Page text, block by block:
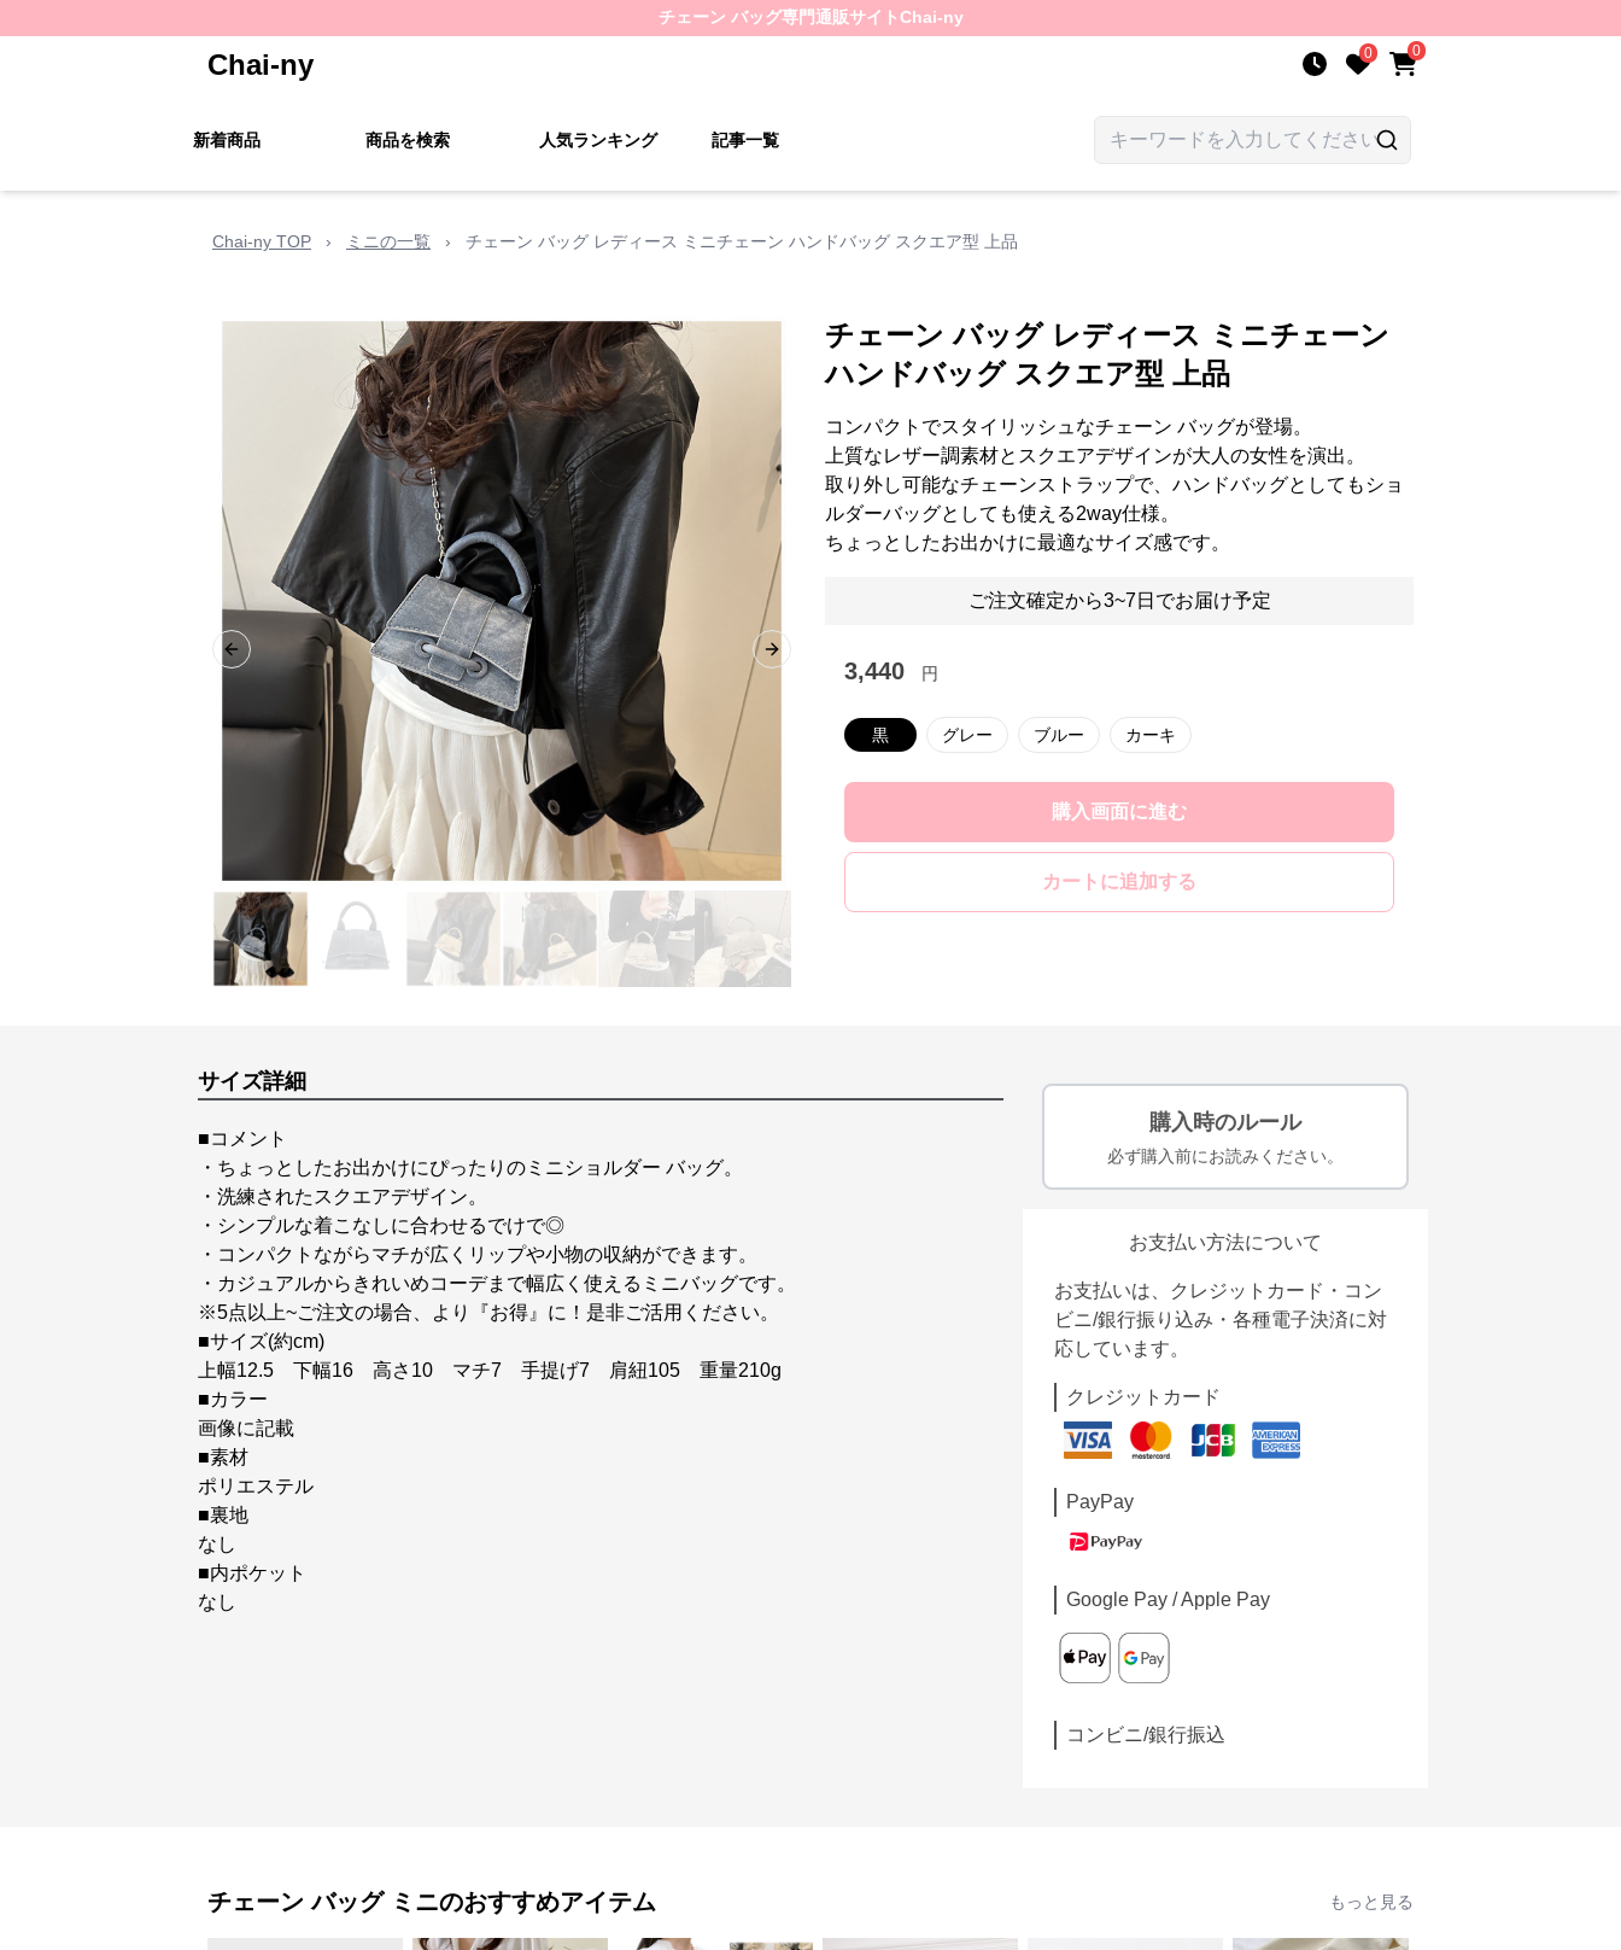
チェーン バッグ専門通販サイトChai-ny
Chai-ny 0 0
新着商品 商品を検索 人気ランキング 記事一覧
Chai-ny TOP › ミニの一覧 › チェーン バッグ レディース ミニチェーン ハンドバッグ スクエア型 上品
Previous slide Next slide
チェーン バッグ レディース ミニチェーン
ハンドバッグ スクエア型 上品
コンパクトでスタイリッシュなチェーン バッグが登場。
上質なレザー調素材とスクエアデザインが大人の女性を演出。
取り外し可能なチェーンストラップで、ハンドバッグとしてもショ
ルダーバッグとしても使える2way仕様。
ちょっとしたお出かけに最適なサイズ感です。
ご注文確定から3~7日でお届け予定
3,440 円
黒 グレー ブルー カーキ
購入画面に進む
カートに追加する
サイズ詳細
■コメント
・ちょっとしたお出かけにぴったりのミニショルダー バッグ。
・洗練されたスクエアデザイン。
・シンプルな着こなしに合わせるでけで◎
・コンパクトながらマチが広くリップや小物の収納ができます。
・カジュアルからきれいめコーデまで幅広く使えるミニバッグです。
※5点以上~ご注文の場合、より『お得』に！是非ご活用ください。
■サイズ(約cm)
上幅12.5 下幅16 高さ10 マチ7 手提げ7 肩紐105 重量210g
■カラー
画像に記載
■素材
ポリエステル
■裏地
なし
■内ポケット
なし
購入時のルール
必ず購入前にお読みください。
お支払い方法について
お支払いは、クレジットカード・コン
ビニ/銀行振り込み・各種電子決済に対
応しています。
クレジットカード
PayPay
Google Pay / Apple Pay
コンビニ/銀行振込
チェーン バッグ ミニのおすすめアイテム もっと見る